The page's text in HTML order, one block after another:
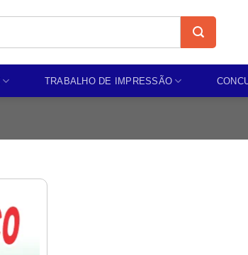
TRABALHO DE IMPRESSÃO
Add to
wishlist